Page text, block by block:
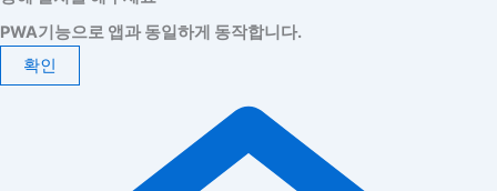
PWA기능으로 앱과 동일하게 동작합니다.
확인